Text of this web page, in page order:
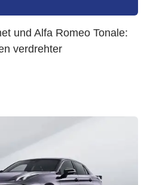
und Alfa Romeo Tonale:
verdrehter